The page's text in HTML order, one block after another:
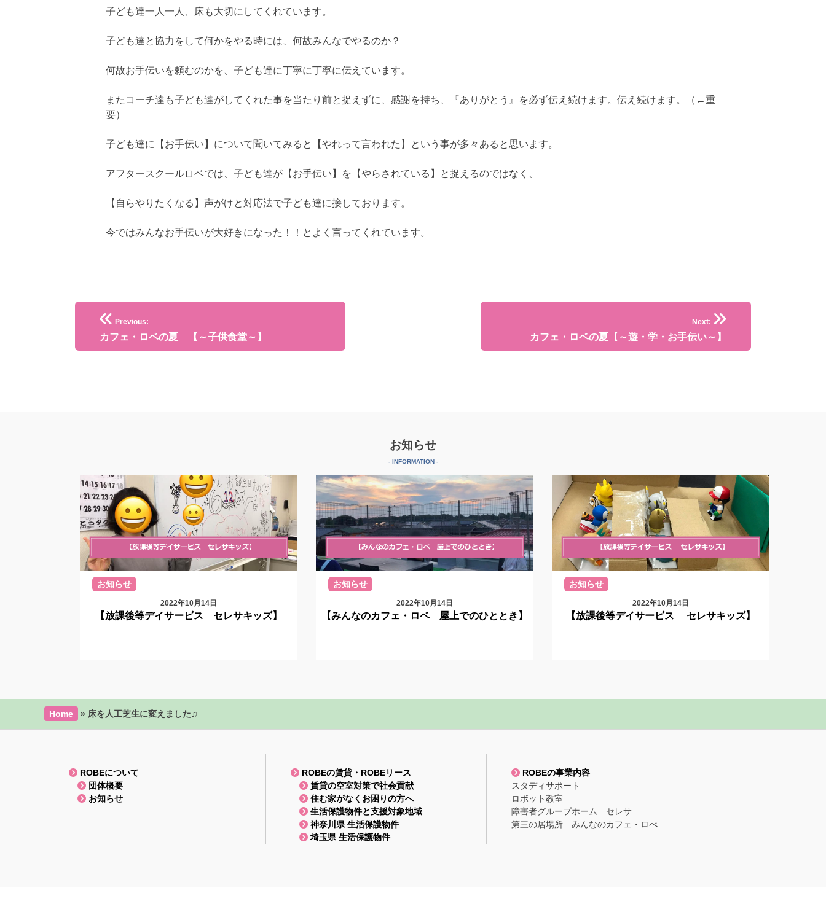
子ども達一人一人、床も大切にしてくれています。
子ども達と協力をして何かをやる時には、何故みんなでやるのか？
何故お手伝いを頼むのかを、子ども達に丁寧に丁寧に伝えています。
またコーチ達も子ども達がしてくれた事を当たり前と捉えずに、感謝を持ち、『ありがとう』を必ず伝え続けます。伝え続けます。（←重
要）
子ども達に【お手伝い】について聞いてみると【やれって言われた】という事が多々あると思います。
アフタースクールロベでは、子ども達が【お手伝い】を【やらされている】と捉えるのではなく、
【自らやりたくなる】声がけと対応法で子ども達に接しております。
今ではみんなお手伝いが大好きになった！！とよく言ってくれています。
ナ
ン
Previous:
カフェ・ロベの夏 【～子供食堂～】
Next:
カフェ・ロベの夏【～遊・学・お手伝い～】
お知らせ
- INFORMATION -
お知らせ
2022年10月14日
【放課後等デイサービス セレサキッズ】
お知らせ
2022年10月14日
【みんなのカフェ・ロベ 屋上でのひととき】
お知らせ
2022年10月14日
【放課後等デイサービス セレサキッズ】
Home » 床を人工芝生に変えました♫
ROBEについて
団体概要
お知らせ
ROBEの賃貸・ROBEリース
賃貸の空室対策で社会貢献
住む家がなくお困りの方へ
生活保護物件と支援対象地域
神奈川県 生活保護物件
埼玉県 生活保護物件
ROBEの事業内容
スタディサポート
ロボット教室
障害者グループホーム セレサ
第三の居場所 みんなのカフェ・ロべ